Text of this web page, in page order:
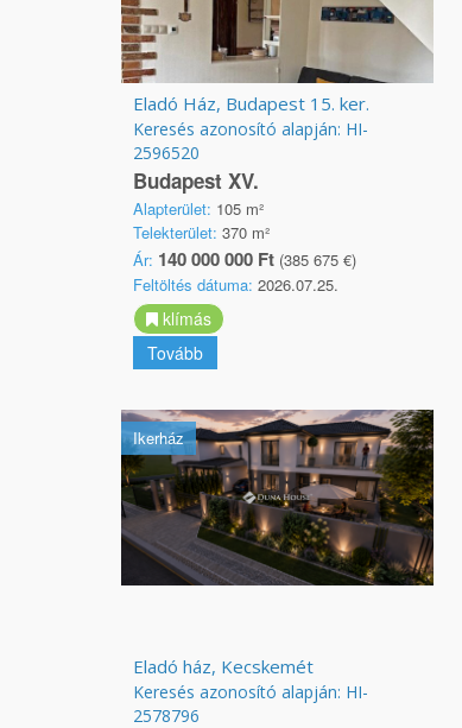
Eladó Ház, Budapest 15. ker.
Keresés azonosító alapján: HI-
2596520
Budapest XV.
Alapterület: 105 m²
Telekterület: 370 m²
Ár: 140 000 000 Ft (385 675 €)
Feltöltés dátuma: 2026.07.25.
klímás
Tovább
Ikerház
Eladó ház, Kecskemét
Keresés azonosító alapján: HI-
2578796